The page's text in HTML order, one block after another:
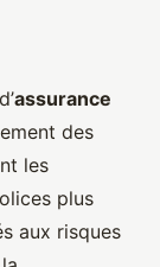
assurance
des
les
plus
aux risques